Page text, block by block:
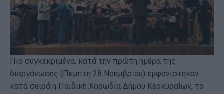
Πιο συγκεκριμένα, κατά την πρώτη ημέρα της
διοργάνωσης (Πέμπτη 28 Νοεμβρίου) εμφανίστηκαν
κατά σειρά η Παιδική Χορωδία Δήμου Κερκυραίων, το